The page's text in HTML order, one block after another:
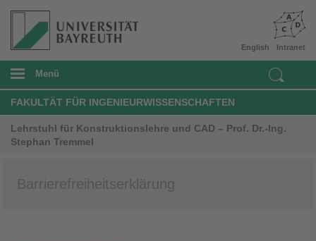
Intranet
English
Menü
FAKULTÄT FÜR INGENIEURWISSENSCHAFTEN
Lehrstuhl für Konstruktionslehre und CAD – Prof. Dr.-Ing.
Stephan Tremmel
Barrierefreiheitserklärung